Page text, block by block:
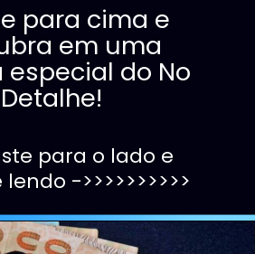
para cima e
em uma
do No
Detalhe!
para o lado e
->>>>>>>>>>